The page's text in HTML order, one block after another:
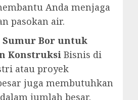
Anda menjaga
pasokan air.
Sumur Bor untuk
Konstruksi Bisnis di
atau proyek
juga membutuhkan
jumlah besar.